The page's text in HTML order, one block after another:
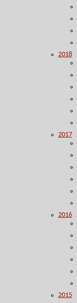
2018
2017
2016
2015